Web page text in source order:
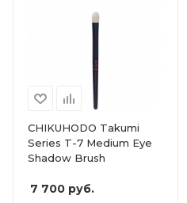
CHIKUHODO Takumi
Series T-7 Medium Eye
Shadow Brush
7 700 руб.